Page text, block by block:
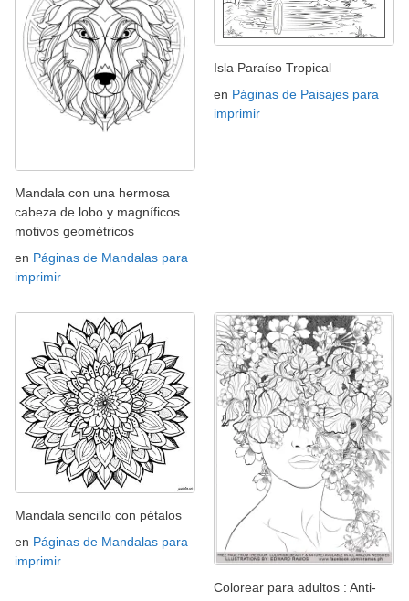
Mandala con una hermosa
cabeza de lobo y magníficos
motivos geométricos
en Páginas de Mandalas para
imprimir
Isla Paraíso Tropical
en Páginas de Paisajes para
imprimir
Mandala sencillo con pétalos
en Páginas de Mandalas para
imprimir
Colorear para adultos : Anti-